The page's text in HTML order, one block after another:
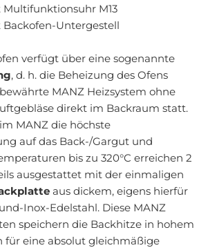
M13
Untergestell
verfügt über eine sogenannte
, d. h. die Beheizung des Ofens
MANZ Heizsystem ohne
direkt im Backraum statt.
MANZ die höchste
auf das Back-/Gargut und
bis zu 320°C erreichen 2
ausgestattet mit der einmaligen
aus dickem, eigens hierfür
Inox-Edelstahl. Diese MANZ
speichern die Backhitze in hohem
für eine absolut gleichmäßige